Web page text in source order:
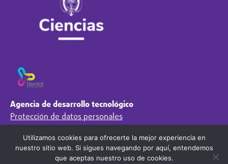
Agencia de desarrollo tecnológico
Protección de datos personales
Régimen Tributario
Síguenos en
Utilizamos cookies para ofrecerte la mejor experiencia en
nuestro sitio web. Si sigues navegando por aquí, entendemos
que aceptas nuestro uso de cookies.